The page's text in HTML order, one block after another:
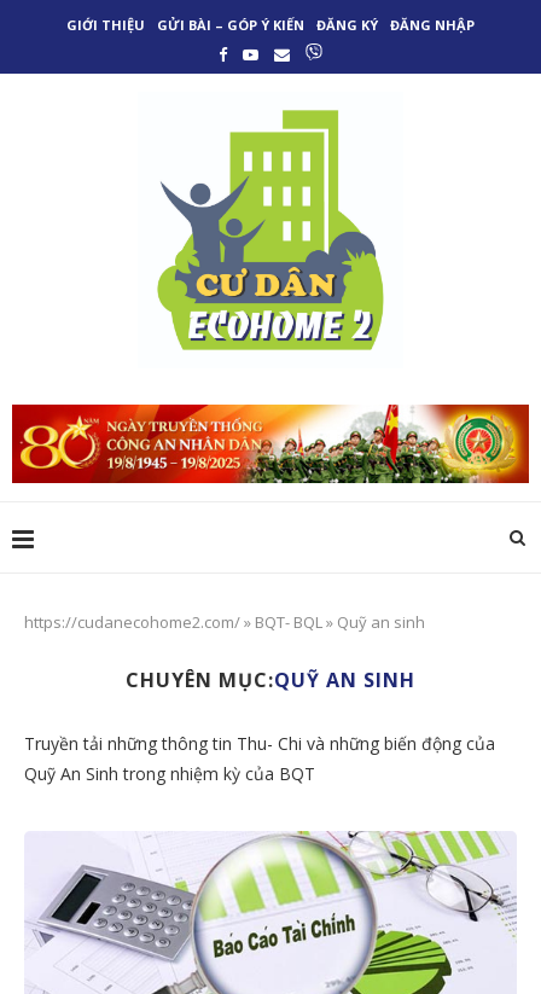
GIỚI THIỆU GỬI BÀI – GÓP Ý KIẾN ĐĂNG KÝ ĐĂNG NHẬP
https://cudanecohome2.com/» BQT- BQL» Quỹ an sinh
CHUYÊN MỤC:QUỸ AN SINH
Truyền tải những thông tin Thu- Chi và những biến động của
Quỹ An Sinh trong nhiệm kỳ của BQT